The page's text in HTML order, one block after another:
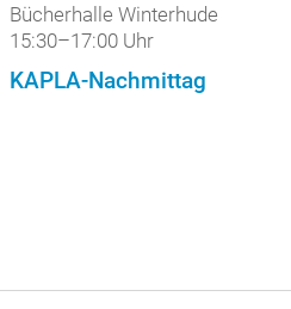
Bücherhalle Winterhude
15:30–17:00 Uhr
KAPLA-Nachmittag